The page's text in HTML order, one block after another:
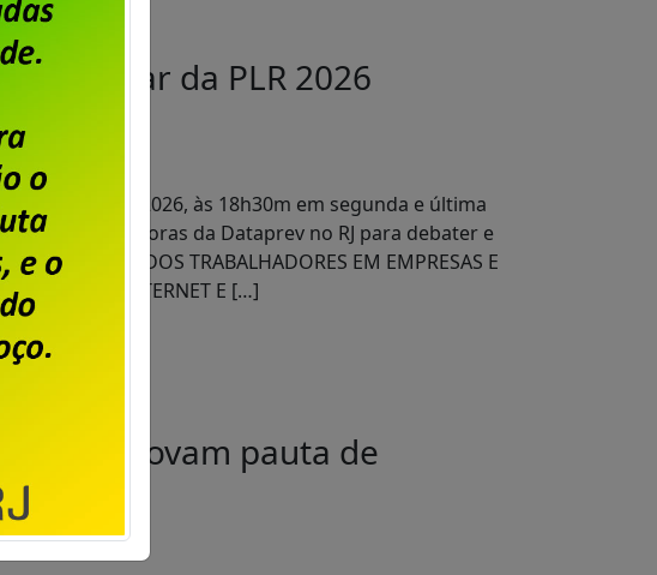
tratar da PLR 2026
30 de julho de 2026, às 18h30m em segunda e última
e trabalhadoras da Dataprev no RJ para debater e
SINDICATO DOS TRABALHADORES EM EMPRESAS E
E INTERNET E […]
aprovam pauta de